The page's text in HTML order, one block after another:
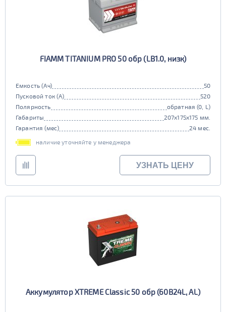
FIAMM TITANIUM PRO 50 обр (LB1.0, низк)
Емкость (Ач)
50
Пусковой ток (А)
520
Полярность
обратная (0, L)
Габариты
207x175x175 мм.
Гарантия (мес)
24 мес.
наличие уточняйте у менеджера
УЗНАТЬ ЦЕНУ
Аккумулятор XTREME Classic 50 обр (60B24L, AL)